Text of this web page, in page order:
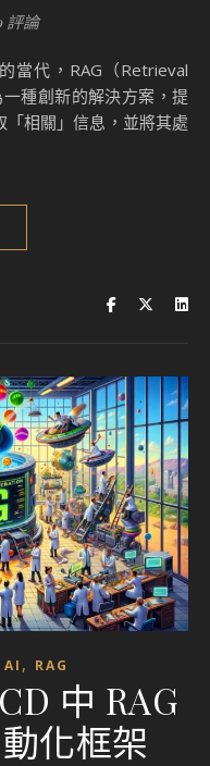
評論
種創新的解決方案，提
相關」信息，並將其處
AI , RAG
中 RAG
化框架